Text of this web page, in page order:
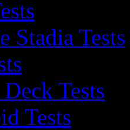
Stadia Tests
Tests
Tests